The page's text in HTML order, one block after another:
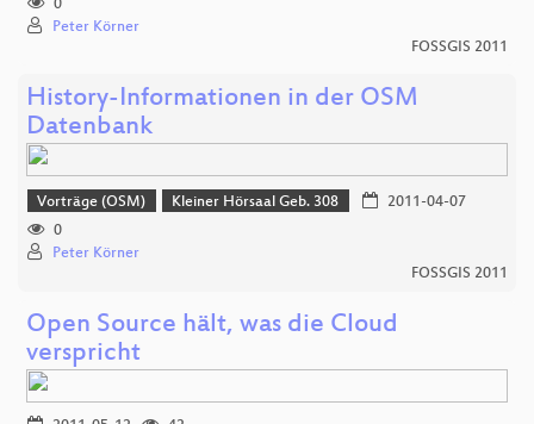
0
Peter Körner
FOSSGIS 2011
History-Informationen in der OSM
Datenbank
Vorträge (OSM) Kleiner Hörsaal Geb. 308
2011-04-07
0
Peter Körner
FOSSGIS 2011
Open Source hält, was die Cloud
verspricht